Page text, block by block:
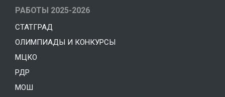
РАБОТЫ 2025-2026
СТАТГРАД
ОЛИМПИАДЫ И КОНКУРСЫ
МЦКО
РДР
МОШ